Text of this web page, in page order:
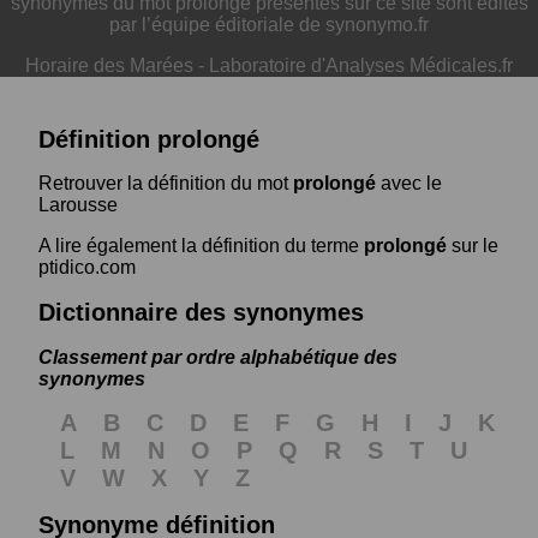
par l’équipe éditoriale de synonymo.fr
Horaire des Marées - Laboratoire d'Analyses Médicales.fr
Définition prolongé
Retrouver la définition du mot prolongé avec le
Larousse
A lire également la définition du terme prolongé sur le
ptidico.com
Dictionnaire des synonymes
Classement par ordre alphabétique des
synonymes
A B C D E F G H I J
K
L
M N O P Q R S T
U
V
W X Y
Z
Synonyme définition